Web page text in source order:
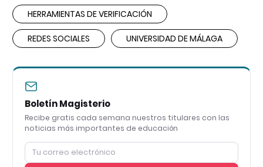
HERRAMIENTAS DE VERIFICACIÓN
REDES SOCIALES UNIVERSIDAD DE MÁLAGA
Boletín Magisterio
Recibe gratis cada semana nuestros titulares con las
noticias más importantes de educación